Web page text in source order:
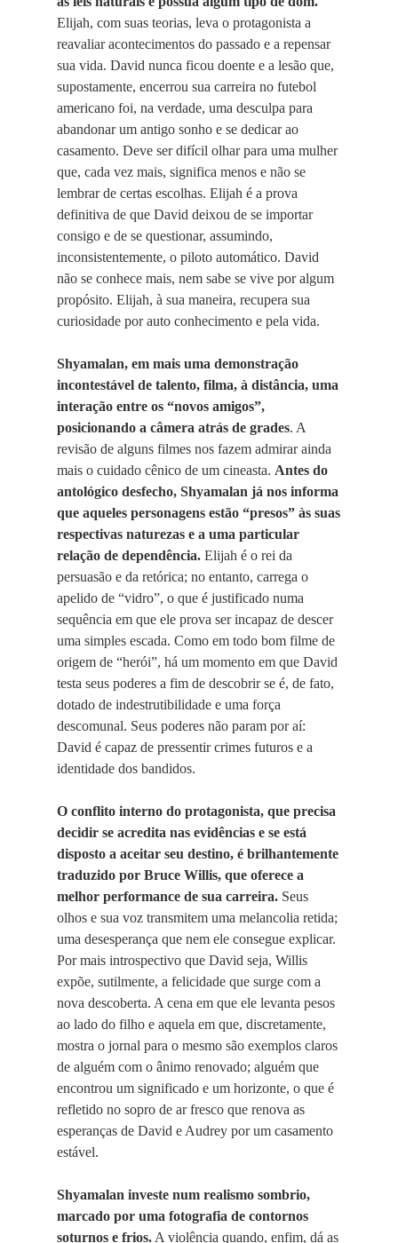
Elijah, com suas teorias, leva o protagonista a
reavaliar acontecimentos do passado e a repensar
sua vida. David nunca ficou doente e a lesão que,
supostamente, encerrou sua carreira no futebol
americano foi, na verdade, uma desculpa para
abandonar um antigo sonho e se dedicar ao
casamento. Deve ser difícil olhar para uma mulher
que, cada vez mais, significa menos e não se
lembrar de certas escolhas. Elijah é a prova
definitiva de que David deixou de se importar
consigo e de se questionar, assumindo,
inconsistentemente, o piloto automático. David
não se conhece mais, nem sabe se vive por algum
propósito. Elijah, à sua maneira, recupera sua
curiosidade por auto conhecimento e pela vida.
Shyamalan, em mais uma demonstração
incontestável de talento, filma, à distância, uma
interação entre os “novos amigos”,
posicionando a câmera atrás de grades. A
revisão de alguns filmes nos fazem admirar ainda
mais o cuidado cênico de um cineasta. Antes do
antológico desfecho, Shyamalan já nos informa
que aqueles personagens estão “presos” às suas
respectivas naturezas e a uma particular
relação de dependência. Elijah é o rei da
persuasão e da retórica; no entanto, carrega o
apelido de “vidro”, o que é justificado numa
sequência em que ele prova ser incapaz de descer
uma simples escada. Como em todo bom filme de
origem de “herói”, há um momento em que David
testa seus poderes a fim de descobrir se é, de fato,
dotado de indestrutibilidade e uma força
descomunal. Seus poderes não param por aí:
David é capaz de pressentir crimes futuros e a
identidade dos bandidos.
O conflito interno do protagonista, que precisa
decidir se acredita nas evidências e se está
disposto a aceitar seu destino, é brilhantemente
traduzido por Bruce Willis, que oferece a
melhor performance de sua carreira. Seus
olhos e sua voz transmitem uma melancolia retida;
uma desesperança que nem ele consegue explicar.
Por mais introspectivo que David seja, Willis
expõe, sutilmente, a felicidade que surge com a
nova descoberta. A cena em que ele levanta pesos
ao lado do filho e aquela em que, discretamente,
mostra o jornal para o mesmo são exemplos claros
de alguém com o ânimo renovado; alguém que
encontrou um significado e um horizonte, o que é
refletido no sopro de ar fresco que renova as
esperanças de David e Audrey por um casamento
estável.
Shyamalan investe num realismo sombrio,
marcado por uma fotografia de contornos
soturnos e frios. A violência quando, enfim, dá as